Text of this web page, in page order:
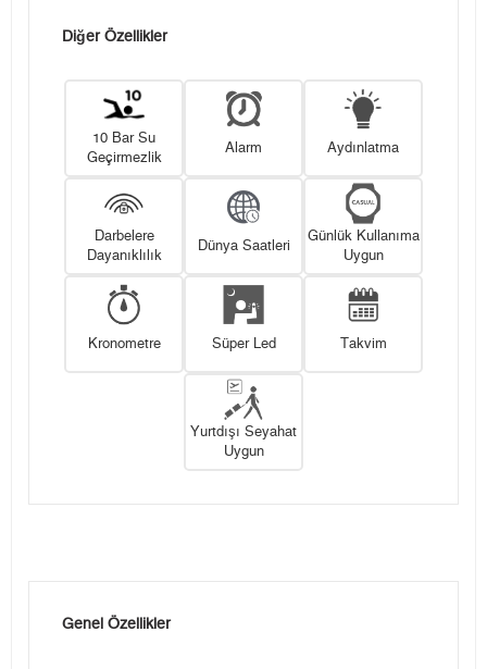
Diğer Özellikler
10 Bar Su
Geçirmezlik
Alarm Aydınlatma
Darbelere
Dayanıklılık
Dünya Saatleri
Günlük Kullanıma
Uygun
Kronometre Süper Led Takvim
Yurtdışı Seyahat
Uygun
Genel Özellikler